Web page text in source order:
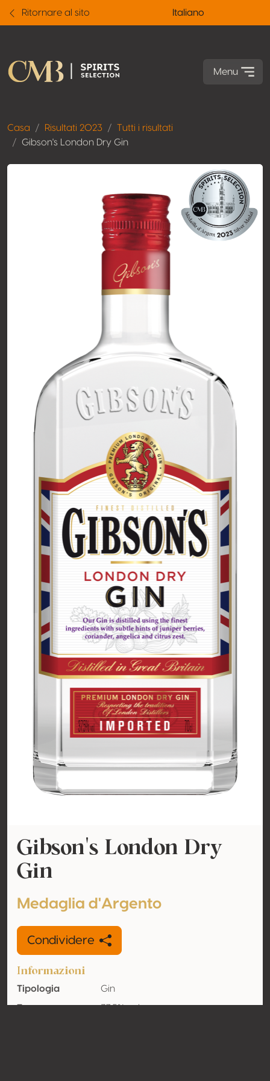
Ritornare al sito Italiano
Menu
Casa Risultati 2023
Tutti i risultati
Gibson's London Dry Gin
Gibson's London Dry
Gin
Medaglia d'Argento
Condividere
Informazioni
Tipologia
Gin
Tenore
37.5% vol